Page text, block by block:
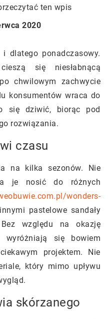
ten wpis
2020
dlatego ponadczasowy.
się niesłabnącą
chwilowym zachwycie
konsumentów wraca do
się dziwić, biorąc pod
rozwiązania.
czasu
na kilka sezonów. Nie
je nosić do różnych
wonders-
pastelowe sandały
względu na okazję
wyróżniają się bowiem
projektem. Nie
który mimo upływu
skórzanego